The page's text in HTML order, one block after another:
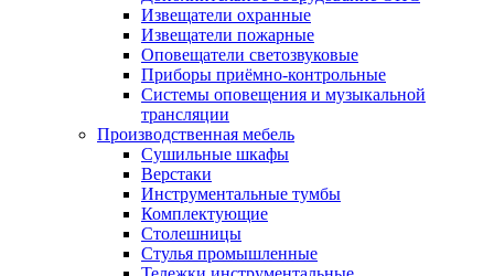
Извещатели охранные
Извещатели пожарные
Оповещатели светозвуковые
Приборы приёмно-контрольные
Системы оповещения и музыкальной
трансляции
Производственная мебель
Cушильные шкафы
Верстаки
Инструментальные тумбы
Комплектующие
Столешницы
Стулья промышленные